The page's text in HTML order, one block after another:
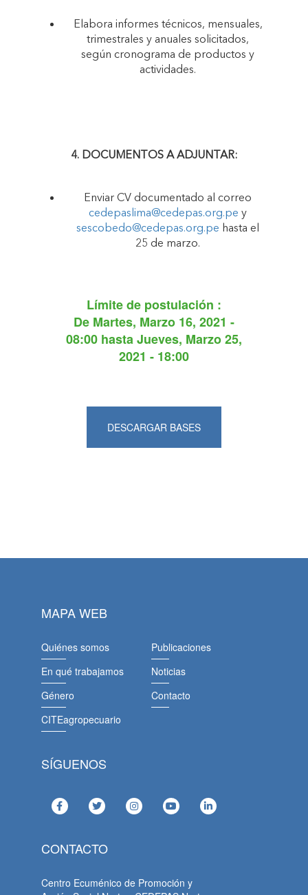
Elabora informes técnicos, mensuales,
trimestrales y anuales solicitados,
según cronograma de productos y
actividades.
4. DOCUMENTOS A ADJUNTAR:
Enviar CV documentado al correo
cedepaslima@cedepas.org.pe y
sescobedo@cedepas.org.pe hasta el
25 de marzo.
Límite de postulación :
De Martes, Marzo 16, 2021 -
08:00 hastaJueves, Marzo 25,
2021 - 18:00
DESCARGAR BASES
MAPA WEB
Quiénes somos
En qué trabajamos
Género
CITEagropecuario
Publicaciones
Noticias
Contacto
SÍGUENOS
CONTACTO
Centro Ecuménico de Promoción y